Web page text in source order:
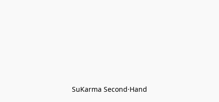
SuKarma Second·Hand